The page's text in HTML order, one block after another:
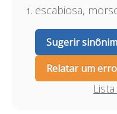
escabiosa,
Sugerir
Relatar um erro